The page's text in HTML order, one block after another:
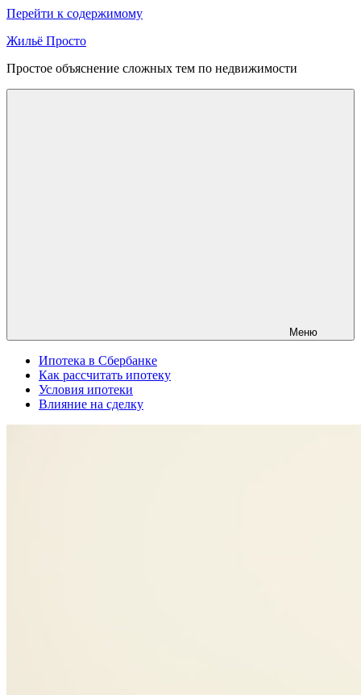
Перейти к содержимому
Жильё Просто
Простое объяснение сложных тем по недвижимости
Меню
Ипотека в Сбербанке
Как рассчитать ипотеку
Условия ипотеки
Влияние на сделку